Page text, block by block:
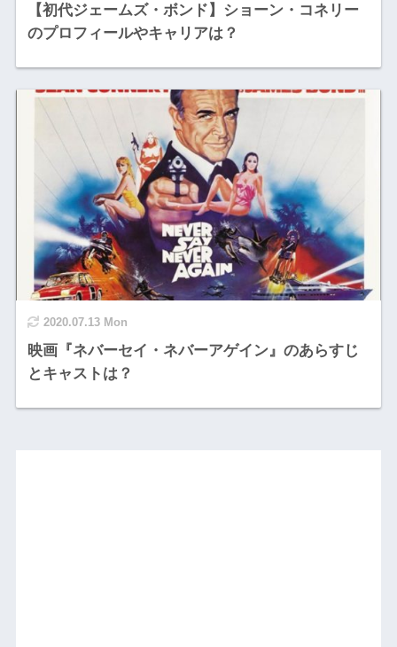
【初代ジェームズ・ボンド】ショーン・コネリー
のプロフィールやキャリアは？
2020.07.13 Mon
映画『ネバーセイ・ネバーアゲイン』のあらすじ
とキャストは？